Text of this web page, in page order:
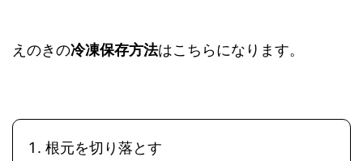
えのきの冷凍保存方法はこちらになります。
根元を切り落とす